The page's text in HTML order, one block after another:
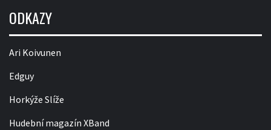
ODKAZY
Ari Koivunen
Edguy
Horkýže Slíže
Hudební magazín XBand